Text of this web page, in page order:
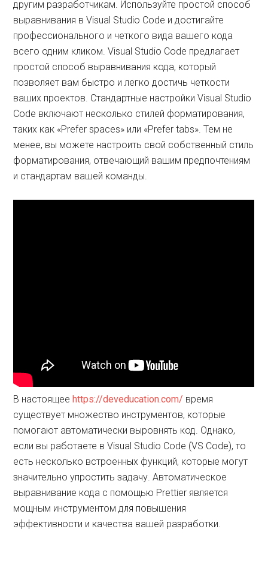
другим разработчикам. Используйте простой способ
выравнивания в Visual Studio Code и достигайте
профессионального и четкого вида вашего кода
всего одним кликом. Visual Studio Code предлагает
простой способ выравнивания кода, который
позволяет вам быстро и легко достичь четкости
ваших проектов. Стандартные настройки Visual Studio
Code включают несколько стилей форматирования,
таких как «Prefer spaces» или «Prefer tabs». Тем не
менее, вы можете настроить свой собственный стиль
форматирования, отвечающий вашим предпочтениям
и стандартам вашей команды.
В настоящееhttps://deveducation.com/ время
существует множество инструментов, которые
помогают автоматически выровнять код. Однако,
если вы работаете в Visual Studio Code (VS Code), то
есть несколько встроенных функций, которые могут
значительно упростить задачу. Автоматическое
выравнивание кода с помощью Prettier является
мощным инструментом для повышения
эффективности и качества вашей разработки.